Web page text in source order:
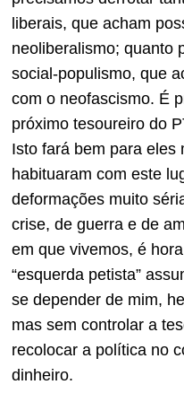
liberais, que acham
neoliberalismo; quanto
social-populismo, que
com o neofascismo. É
próximo tesoureiro do
Isto fará bem para eles
habituaram com este
deformações muito
crise, de guerra e de
em que vivemos, é
“esquerda petista”
se depender de mim,
mas sem controlar a
recolocar a política no
dinheiro.